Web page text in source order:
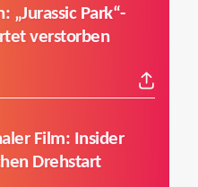
„Jurassic Park“-
verstorben
Film: Insider
Drehstart